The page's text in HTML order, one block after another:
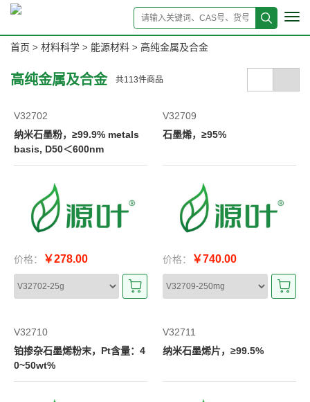
首页 > 材料科学 > 能源材料 > 高纯金属及合金
高纯金属及合金 共113件商品
V32702
纳米石墨粉，≥99.9% metals
basis, D50＜600nm
价格： ￥278.00
V32709
石墨烯，≥95%
价格： ￥740.00
V32710
铂掺杂石墨烯粉末，Pt含量：4
0~50wt%
V32711
纳米石墨烯片，≥99.5%